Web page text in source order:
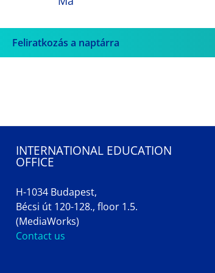
Feliratkozás a naptárra
INTERNATIONAL EDUCATION
OFFICE
H-1034 Budapest,
Bécsi út 120-128., floor 1.5.
(MediaWorks)
Contact us